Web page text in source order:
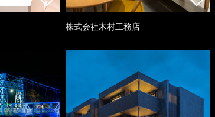
株式会社木村工務店